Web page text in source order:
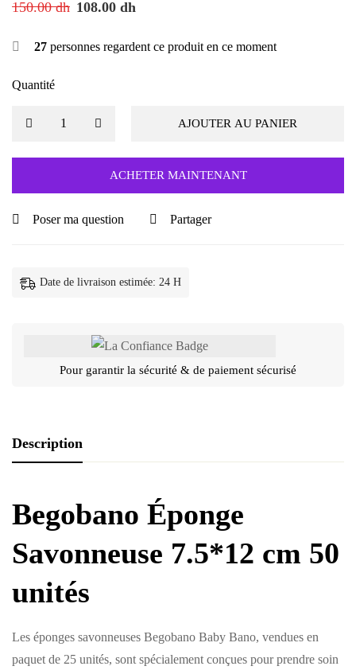
150.00dh 108.00 dh
27 personnes regardent ce produit en ce moment
Quantité
AJOUTER AU PANIER
ACHETER MAINTENANT
Poser ma question Partager
Date de livraison estimée: 24 H
Pour garantir la sécurité & de paiement sécurisé
Description
Begobano Éponge
Savonneuse 7.5*12 cm 50
unités
Les éponges savonneuses Begobano Baby Bano, vendues en
paquet de 25 unités, sont spécialement conçues pour prendre soin